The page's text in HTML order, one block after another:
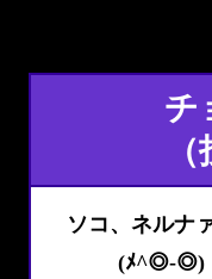
チ
ソコ、ネルナ
(ﾒ^◎-◎)